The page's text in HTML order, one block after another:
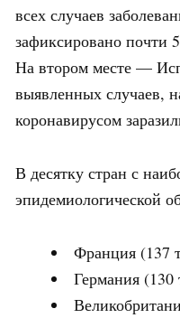
всех случаев
зафиксировано почти
На втором месте —
выявленных случаев,
коронавирусом
В десятку стран с
эпидемиологической
Франция (137
Германия (130